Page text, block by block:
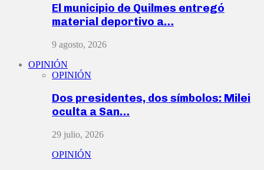
El municipio de Quilmes entregó
material deportivo a…
9 agosto, 2026
OPINIÓN
OPINIÓN
Dos presidentes, dos símbolos: Milei
oculta a San…
29 julio, 2026
OPINIÓN